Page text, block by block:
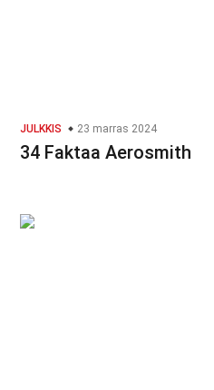
JULKKIS 23 marras 2024
34 Faktaa Aerosmith